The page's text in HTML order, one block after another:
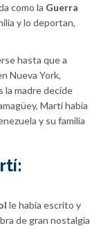
como la Guerra
y lo deportan,
hasta que a
Nueva York,
la madre decide
Martí había
y su familia
le había escrito y
de gran nostalgia